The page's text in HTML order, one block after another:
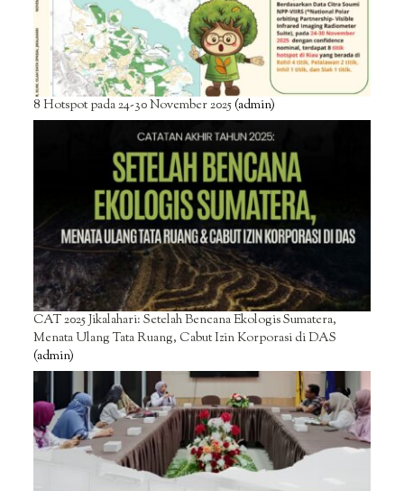
8 Hotspot pada 24-30 November 2025(admin)
CAT 2025 Jikalahari: Setelah Bencana Ekologis Sumatera,
Menata Ulang Tata Ruang, Cabut Izin Korporasi di DAS
(admin)